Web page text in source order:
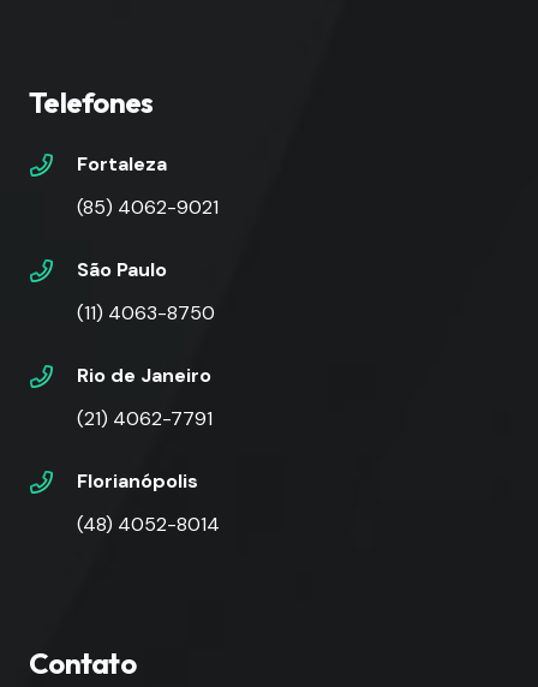
Telefones
Fortaleza
(85) 4062-9021
São Paulo
(11) 4063-8750
Rio de Janeiro
(21) 4062-7791
Florianópolis
(48) 4052-8014
Contato